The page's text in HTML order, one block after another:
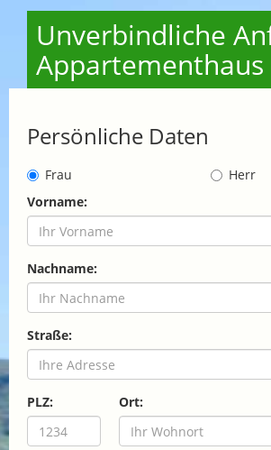
Unverbindliche
Appartementhaus
Persönliche Daten
Frau
Herr
Vorname:
Nachname:
Straße:
PLZ: Ort: